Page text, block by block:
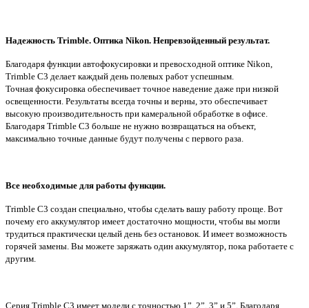
Надежность Trimble. Оптика Nikon. Непревзойденный результат.
Благодаря функции автофокусировки и превосходной оптике Nikon,
Trimble C3 делает каждый день полевых работ успешным.
Точная фокусировка обеспечивает точное наведение даже при низкой
освещенности. Результаты всегда точны и верны, это обеспечивает
высокую производительность при камеральной обработке в офисе.
Благодаря Trimble C3 больше не нужно возвращаться на объект,
максимально точные данные будут получены с первого раза.
Все необходимые для работы функции.
Trimble C3 создан специально, чтобы сделать вашу работу проще. Вот
почему его аккумулятор имеет достаточно мощности, чтобы вы могли
трудиться практически целый день без остановок. И имеет возможность
горячей замены. Вы можете заряжать один аккумулятор, пока работаете с
другим.
Серия Trimble C3 имеет модели с точностью 1”, 2”, 3” и 5”. Благодаря